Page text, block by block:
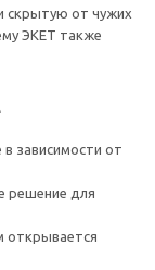
скрытую от чужих
ЭКЕТ также
зависимости от
решение для
открывается